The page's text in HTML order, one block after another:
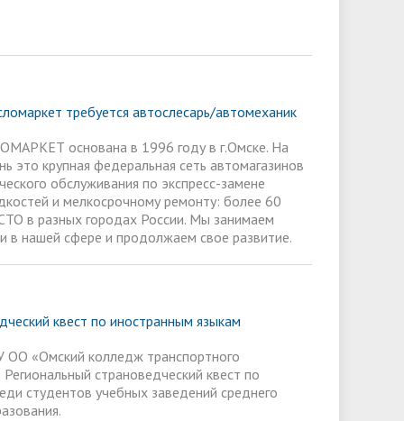
требуется автослесарь/автомеханик
основана в 1996 году в г.Омске. На
это крупная федеральная сеть автомагазинов
обслуживания по экспресс-замене
и мелкосрочному ремонту: более 60
в разных городах России. Мы занимаем
в нашей сфере и продолжаем свое развитие.
квест по иностранным языкам
ОО «Омский колледж транспортного
страноведческий квест по
студентов учебных заведений среднего